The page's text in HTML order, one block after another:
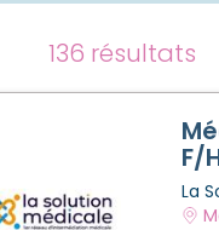
136 résultats
F/
La